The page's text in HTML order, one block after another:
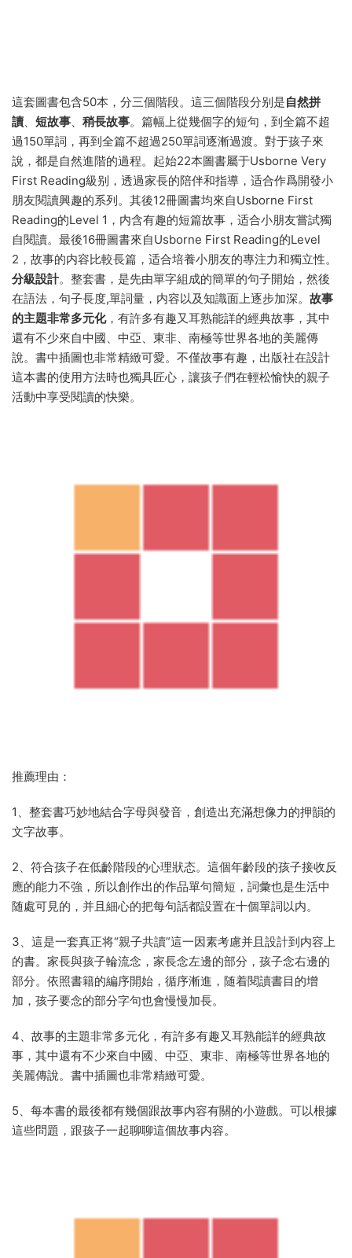
這套圖書包含50本，分三個階段。這三個階段分别是自然拼
讀、 短故事、 稍長故事。篇幅上從幾個字的短句，到全篇不超
過150單詞，再到全篇不超過250單詞逐漸過渡。對于孩子來
說，都是自然進階的過程。起始22本圖書屬于Usborne Very
First Reading級别，透過家長的陪伴和指導，适合作爲開發小
朋友閱讀興趣的系列。其後12冊圖書均來自Usborne First
Reading的Level 1，内含有趣的短篇故事，适合小朋友嘗試獨
自閱讀。最後16冊圖書來自Usborne First Reading的Level
2，故事的内容比較長篇，适合培養小朋友的專注力和獨立性。
分級設計。整套書，是先由單字組成的簡單的句子開始，然後
在語法，句子長度,單詞量，内容以及知識面上逐步加深。 故事
的主題非常多元化，有許多有趣又耳熟能詳的經典故事，其中
還有不少來自中國、中亞、東非、南極等世界各地的美麗傳
說。書中插圖也非常精緻可愛。不僅故事有趣，出版社在設計
這本書的使用方法時也獨具匠心，讓孩子們在輕松愉快的親子
活動中享受閱讀的快樂。
推薦理由：
1、整套書巧妙地結合字母與發音，創造出充滿想像力的押韻的
文字故事。
2、符合孩子在低齡階段的心理狀态。這個年齡段的孩子接收反
應的能力不強，所以創作出的作品單句簡短，詞彙也是生活中
随處可見的，并且細心的把每句話都設置在十個單詞以内。
3、這是一套真正将“親子共讀”這一因素考慮并且設計到内容上
的書。家長與孩子輪流念，家長念左邊的部分，孩子念右邊的
部分。依照書籍的編序開始，循序漸進，随着閱讀書目的增
加，孩子要念的部分字句也會慢慢加長。
4、故事的主題非常多元化，有許多有趣又耳熟能詳的經典故
事，其中還有不少來自中國、中亞、東非、南極等世界各地的
美麗傳說。書中插圖也非常精緻可愛。
5、每本書的最後都有幾個跟故事内容有關的小遊戲。可以根據
這些問題，跟孩子一起聊聊這個故事内容。